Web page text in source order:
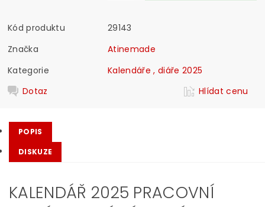
Kód produktu
29143
Značka
Atinemade
Kategorie
Kalendáře , diáře 2025
Dotaz
Hlídat cenu
POPIS
DISKUZE
KALENDÁŘ 2025 PRACOVNÍ